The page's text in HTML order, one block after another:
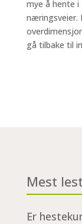
mye å hente
næringsveier.
gå tilbake til
Mest
Er